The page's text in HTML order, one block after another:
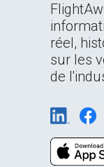
réel,
sur les
de